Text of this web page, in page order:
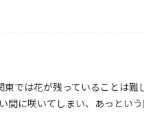
では花が残っていることは難
に咲いてしまい、あっという